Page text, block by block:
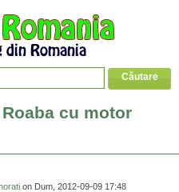
cu motor
on Dum, 2012-09-09 17:48